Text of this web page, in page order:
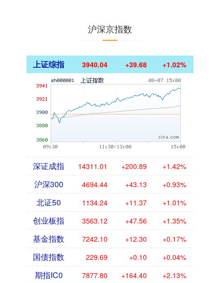
沪深京指数
上证综指 3940.04 +39.68 +1.02%
深证成指 14311.01 +200.89 +1.42%
沪深300 4694.44 +43.13 +0.93%
北证50 1134.24 +11.37 +1.01%
创业板指 3563.12 +47.56 +1.35%
基金指数 7242.10 +12.30 +0.17%
国债指数 229.69 +0.10 +0.04%
期指IC0 7877.80 +164.40 +2.13%